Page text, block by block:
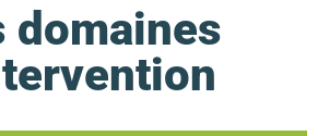
domaines